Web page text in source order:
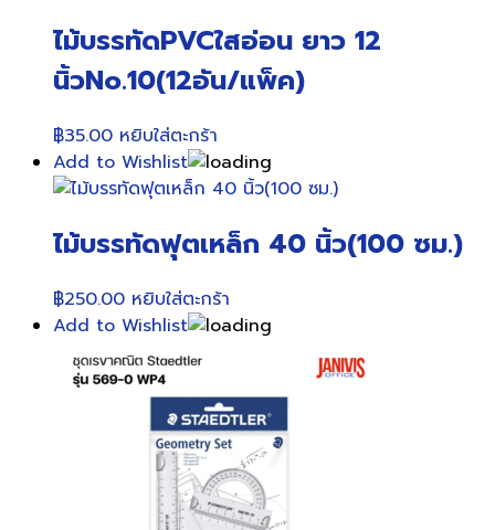
ไม้บรรทัดPVCใสอ่อน ยาว 12
นิ้วNo.10(12อัน/แพ็ค)
฿35.00 หยิบใส่ตะกร้า
Add to Wishlist
ไม้บรรทัดฟุตเหล็ก 40 นิ้ว(100 ซม.)
฿250.00 หยิบใส่ตะกร้า
Add to Wishlist